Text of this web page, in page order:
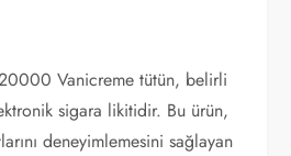
Vanicreme tütün, belirli
sigara likitidir. Bu ürün,
deneyimlemesini sağlayan